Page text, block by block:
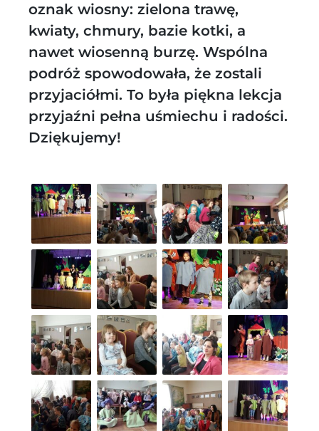
oznak wiosny: zielona trawę,
kwiaty, chmury, bazie kotki, a
nawet wiosenną burzę. Wspólna
podróż spowodowała, że zostali
przyjaciółmi. To była piękna lekcja
przyjaźni pełna uśmiechu i radości.
Dziękujemy!